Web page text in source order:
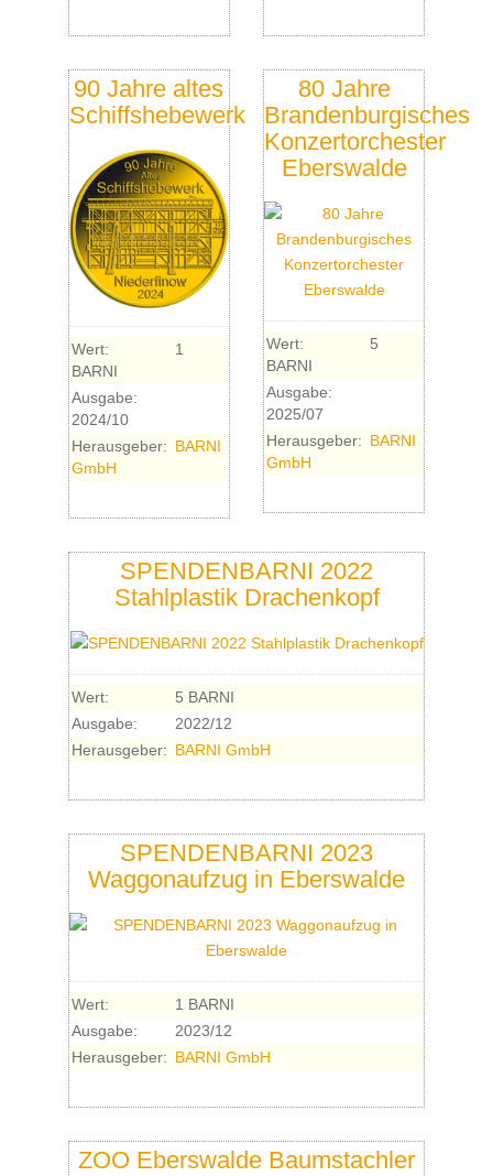
90 Jahre altes
Schiffshebewerk
Wert:
1
BARNI
Ausgabe:
2024/10
Herausgeber: BARNI
GmbH
80 Jahre
Brandenburgisches
Konzertorchester
Eberswalde
Wert:
5
BARNI
Ausgabe:
2025/07
Herausgeber: BARNI
GmbH
SPENDENBARNI 2022
Stahlplastik Drachenkopf
Wert:
5 BARNI
Ausgabe:
2022/12
Herausgeber: BARNI GmbH
SPENDENBARNI 2023
Waggonaufzug in Eberswalde
Wert:
1 BARNI
Ausgabe:
2023/12
Herausgeber: BARNI GmbH
ZOO Eberswalde Baumstachler